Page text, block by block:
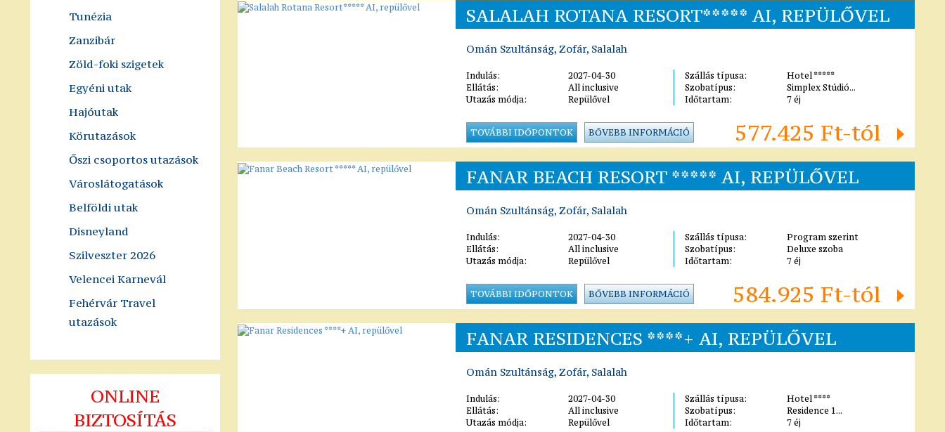
Tunézia
Zanzibár
Zöld-foki szigetek
Egyéni utak
Hajóutak
Körutazások
Őszi csoportos utazások
Városlátogatások
Belföldi utak
Disneyland
Szilveszter 2026
Velencei Karnevál
Fehérvár Travel
utazások
ONLINE
BIZTOSÍTÁS
SALALAH ROTANA RESORT***** AI, REPÜLŐVEL
Omán Szultánság, Zofár, Salalah
Indulás:
2027-04-30
Ellátás:
All inclusive
Utazás módja:
Repülővel
Szállás típusa:
Hotel *****
Szobatípus:
Simplex Stúdió...
Időtartam:
7 éj
TOVÁBBI IDŐPONTOK BŐVEBB INFORMÁCIÓ 577.425 Ft-tól
FANAR BEACH RESORT ***** AI, REPÜLŐVEL
Omán Szultánság, Zofár, Salalah
Indulás:
2027-04-30
Ellátás:
All inclusive
Utazás módja:
Repülővel
Szállás típusa:
Program szerint
Szobatípus:
Deluxe szoba
Időtartam:
7 éj
TOVÁBBI IDŐPONTOK BŐVEBB INFORMÁCIÓ 584.925 Ft-tól
FANAR RESIDENCES ****+ AI, REPÜLŐVEL
Omán Szultánság, Zofár, Salalah
Indulás:
2027-04-30
Ellátás:
All inclusive
Utazás módja:
Repülővel
Szállás típusa:
Hotel ****
Szobatípus:
Residence 1...
Időtartam:
7 éj